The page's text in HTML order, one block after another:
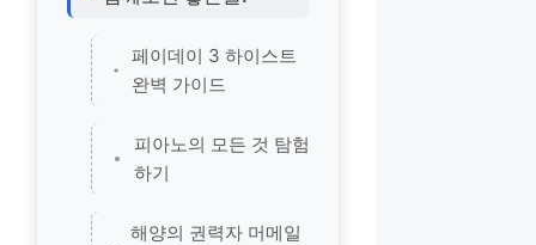
페이데이 3 하이스트
완벽 가이드
피아노의 모든 것 탐험
하기
해양의 권력자 머메일